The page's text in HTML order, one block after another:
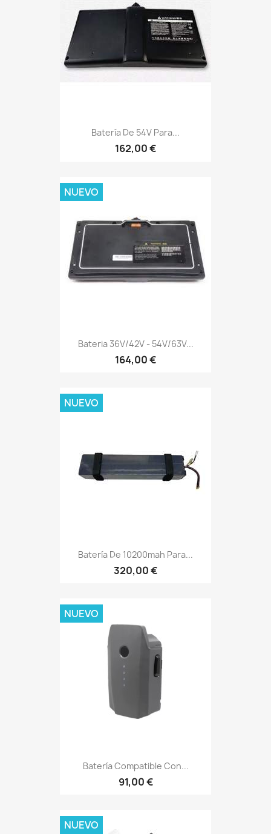
Batería De 54V Para...
162,00 €
Bateria 36V/42V - 54V/63V...
164,00 €
NUEVO
Batería De 10200mah Para...
320,00 €
NUEVO
Batería Compatible Con...
91,00 €
NUEVO
NUEVO